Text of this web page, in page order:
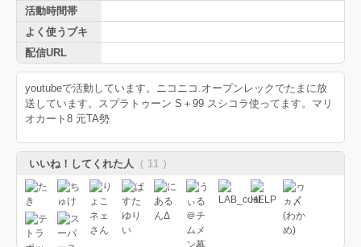
活動時間帯
よく使うブキ
配信URL
youtubeで活動しています。ニコニコ.オープンレックでたまに放
送しています。スプラトゥーン S＋99 スシコラ使ってます。マリ
オカート8 元TA勢
いいね！してくれた人 （ 11 ）